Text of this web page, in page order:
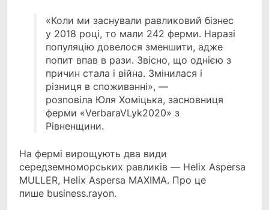
«Коли ми заснували равликовий бізнес
у 2018 році, то мали 242 ферми. Наразі
популяцію довелося зменшити, адже
попит впав в рази. Звісно, що однією з
причин стала і війна. Змінилася і
різниця в споживанні», —
розповіла Юля Хоміцька, засновниця
ферми «VerbaraVLyk2020» з
Рівненщини.
На фермі вирощують два види
середземноморських равликів — Helix Aspersa
MULLER, Helix Aspersa MAXIMA. Про це
пише business.rayon.